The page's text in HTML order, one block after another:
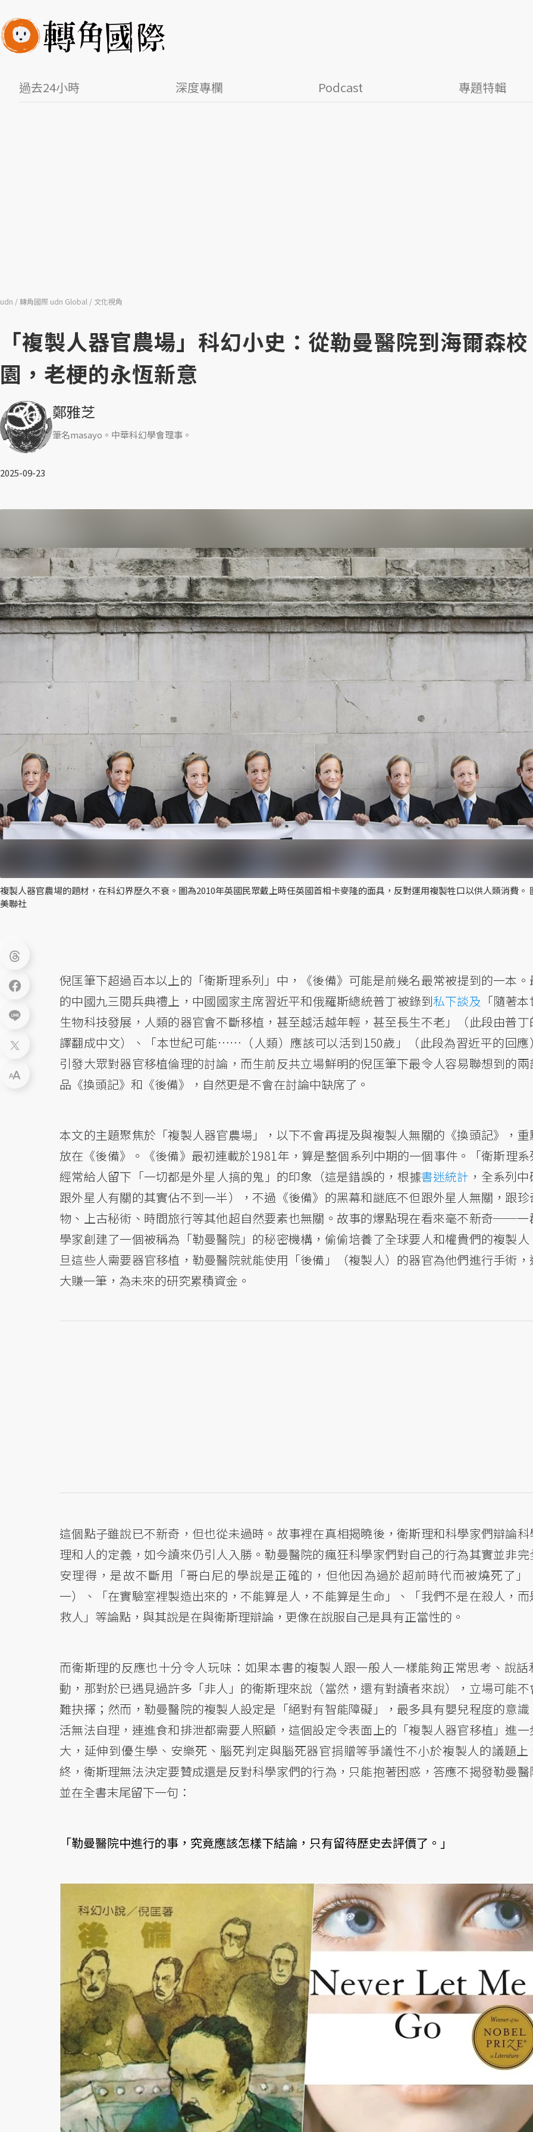
過去24小時 深度專欄 Podcast 專題特輯
udn 轉角國際 udn Global 文化視角
「複製人器官農場」科幻小史：從勒曼醫院到海爾森校
園，老梗的永恆新意
鄭雅芝
筆名masayo。中華科幻學會理事。
2025-09-23
複製人器官農場的題材，在科幻界歷久不衰。圖為2010年英國民眾戴上時任英國首相卡麥隆的面具，反對運用複製牲口以供人類消費。
美聯社
倪匡筆下超過百本以上的「衛斯理系列」中，《後備》可能是前幾名最常被提到的一本。
的中國九三閱兵典禮上，中國國家主席習近平和俄羅斯總統普丁被錄到私下談及 「隨著
生物科技發展，人類的器官會不斷移植，甚至越活越年輕，甚至長生不老」（此段由普丁
譯翻成中文）、「本世紀可能……（人類）應該可以活到150歲」（此段為習近平的回應
引發大眾對器官移植倫理的討論，而生前反共立場鮮明的倪匡筆下最令人容易聯想到的兩
品《換頭記》和《後備》，自然更是不會在討論中缺席了。
本文的主題聚焦於「複製人器官農場」，以下不會再提及與複製人無關的《換頭記》，重
放在《後備》。《後備》最初連載於1981年，算是整個系列中期的一個事件。「衛斯理系
經常給人留下「一切都是外星人搞的鬼」的印象（這是錯誤的，根據書迷統計 ，全系列
跟外星人有關的其實佔不到一半），不過《後備》的黑幕和謎底不但跟外星人無關，跟珍
物、上古秘術、時間旅行等其他超自然要素也無關。故事的爆點現在看來毫不新奇──一
學家創建了一個被稱為「勒曼醫院」的秘密機構，偷偷培養了全球要人和權貴們的複製人
旦這些人需要器官移植，勒曼醫院就能使用「後備」（複製人）的器官為他們進行手術，
大賺一筆，為未來的研究累積資金。
這個點子雖說已不新奇，但也從未過時。故事裡在真相揭曉後，衛斯理和科學家們辯論科
理和人的定義，如今讀來仍引人入勝。勒曼醫院的瘋狂科學家們對自己的行為其實並非完
安理得，是故不斷用「哥白尼的學說是正確的，但他因為過於超前時代而被燒死了」
一）、「在實驗室裡製造出來的，不能算是人，不能算是生命」、「我們不是在殺人，而
救人」等論點，與其說是在與衛斯理辯論，更像在說服自己是具有正當性的。
而衛斯理的反應也十分令人玩味：如果本書的複製人跟一般人一樣能夠正常思考、說話
動，那對於已遇見過許多「非人」的衛斯理來說（當然，還有對讀者來說），立場可能不
難抉擇；然而，勒曼醫院的複製人設定是「絕對有智能障礙」，最多具有嬰兒程度的意識
活無法自理，連進食和排泄都需要人照顧，這個設定令表面上的「複製人器官移植」進一
大，延伸到優生學、安樂死、腦死判定與腦死器官捐贈等爭議性不小於複製人的議題上
終，衛斯理無法決定要贊成還是反對科學家們的行為，只能抱著困惑，答應不揭發勒曼醫
並在全書末尾留下一句：
「勒曼醫院中進行的事，究竟應該怎樣下結論，只有留待歷史去評價了。」